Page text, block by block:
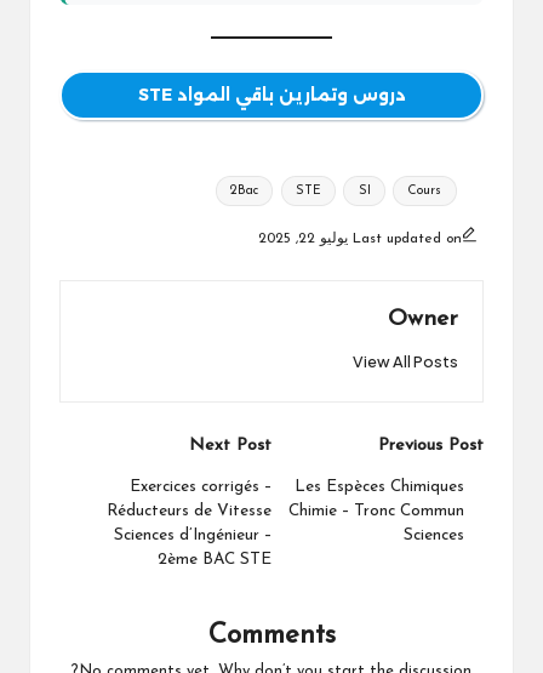
دروس وتمارين باقي المواد STE
Tags:
2Bac STE SI Cours
Last updated on يوليو 22, 2025
Owner
View All Posts
Post
navigation
Previous Post
Les Espèces Chimiques
Chimie – Tronc Commun
Sciences
Next Post
Exercices corrigés –
Réducteurs de Vitesse
Sciences d’Ingénieur –
2ème BAC STE
Comments